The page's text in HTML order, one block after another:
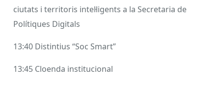
ciutats i territoris intel·ligents a la Secretaria de
Polítiques Digitals
13:40 Distintius “Soc Smart”
13:45 Cloenda institucional